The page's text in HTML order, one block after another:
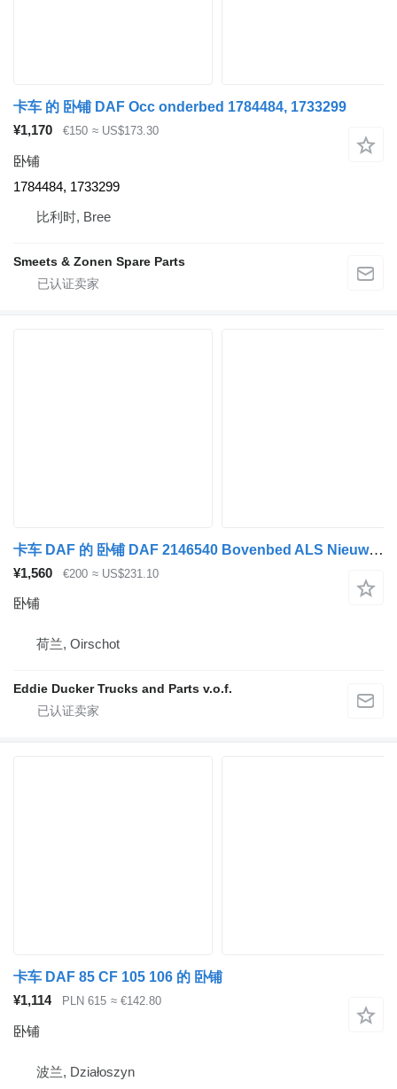
卡车 的 卧铺 DAF Occ onderbed 1784484, 1733299
¥1,170
€150 ≈ US$173.30
卧铺
1784484, 1733299
比利时, Bree
Smeets & Zonen Spare Parts
卡车 DAF 的 卧铺 DAF 2146540 Bovenbed ALS Nieuw 198X60 CM
¥1,560 €200 ≈ US$231.10
卧铺
荷兰, Oirschot
Eddie Ducker Trucks and Parts v.o.f.
卡车 DAF 85 CF 105 106 的 卧铺
¥1,114
PLN 615 ≈ €142.80
卧铺
波兰, Działoszyn